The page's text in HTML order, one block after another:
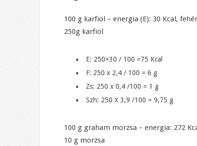
100 g karfiol – energia (E): 30 Kcal,
250g karfiol
E: 250×30 / 100 =75 Kcal
F: 250 x 2,4 / 100 = 6 g
Zs: 250 x 0,4 /100 = 1 g
Szh: 250 X 3,9 /100 = 9,75 g
100 g graham morzsa – energia: 272
10 g morzsa